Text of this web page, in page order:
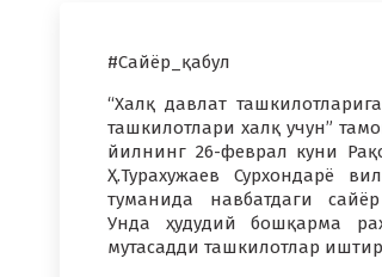
#Сайёр_қабул
“Халқ давлат
ташкилотлари халқ учун”
йилнинг 26-феврал куни
Ҳ.Турахужаев Сурхондарё
туманида навбатдаги
Унда ҳудудий бошқарма
мутасадди ташкилотлар